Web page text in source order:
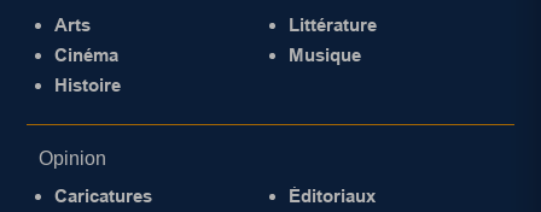
Arts
Cinéma
Histoire
Littérature
Musique
Opinion
Caricatures
Éditoriaux